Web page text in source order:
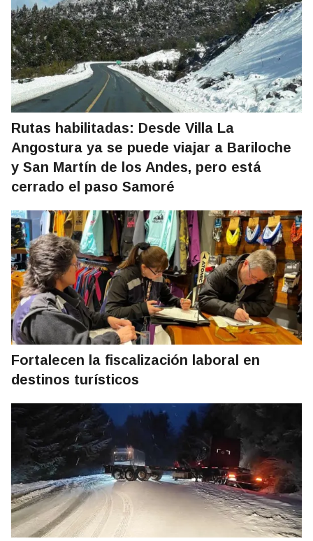
Rutas habilitadas: Desde Villa La
Angostura ya se puede viajar a Bariloche
y San Martín de los Andes, pero está
cerrado el paso Samoré
Fortalecen la fiscalización laboral en
destinos turísticos